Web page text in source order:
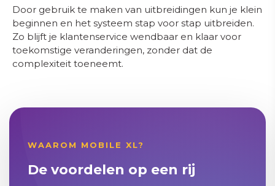
Door gebruik te maken van uitbreidingen kun je klein
beginnen en het systeem stap voor stap uitbreiden.
Zo blijft je klantenservice wendbaar en klaar voor
toekomstige veranderingen, zonder dat de
complexiteit toeneemt.
WAAROM MOBILE XL?
De voordelen op een rij